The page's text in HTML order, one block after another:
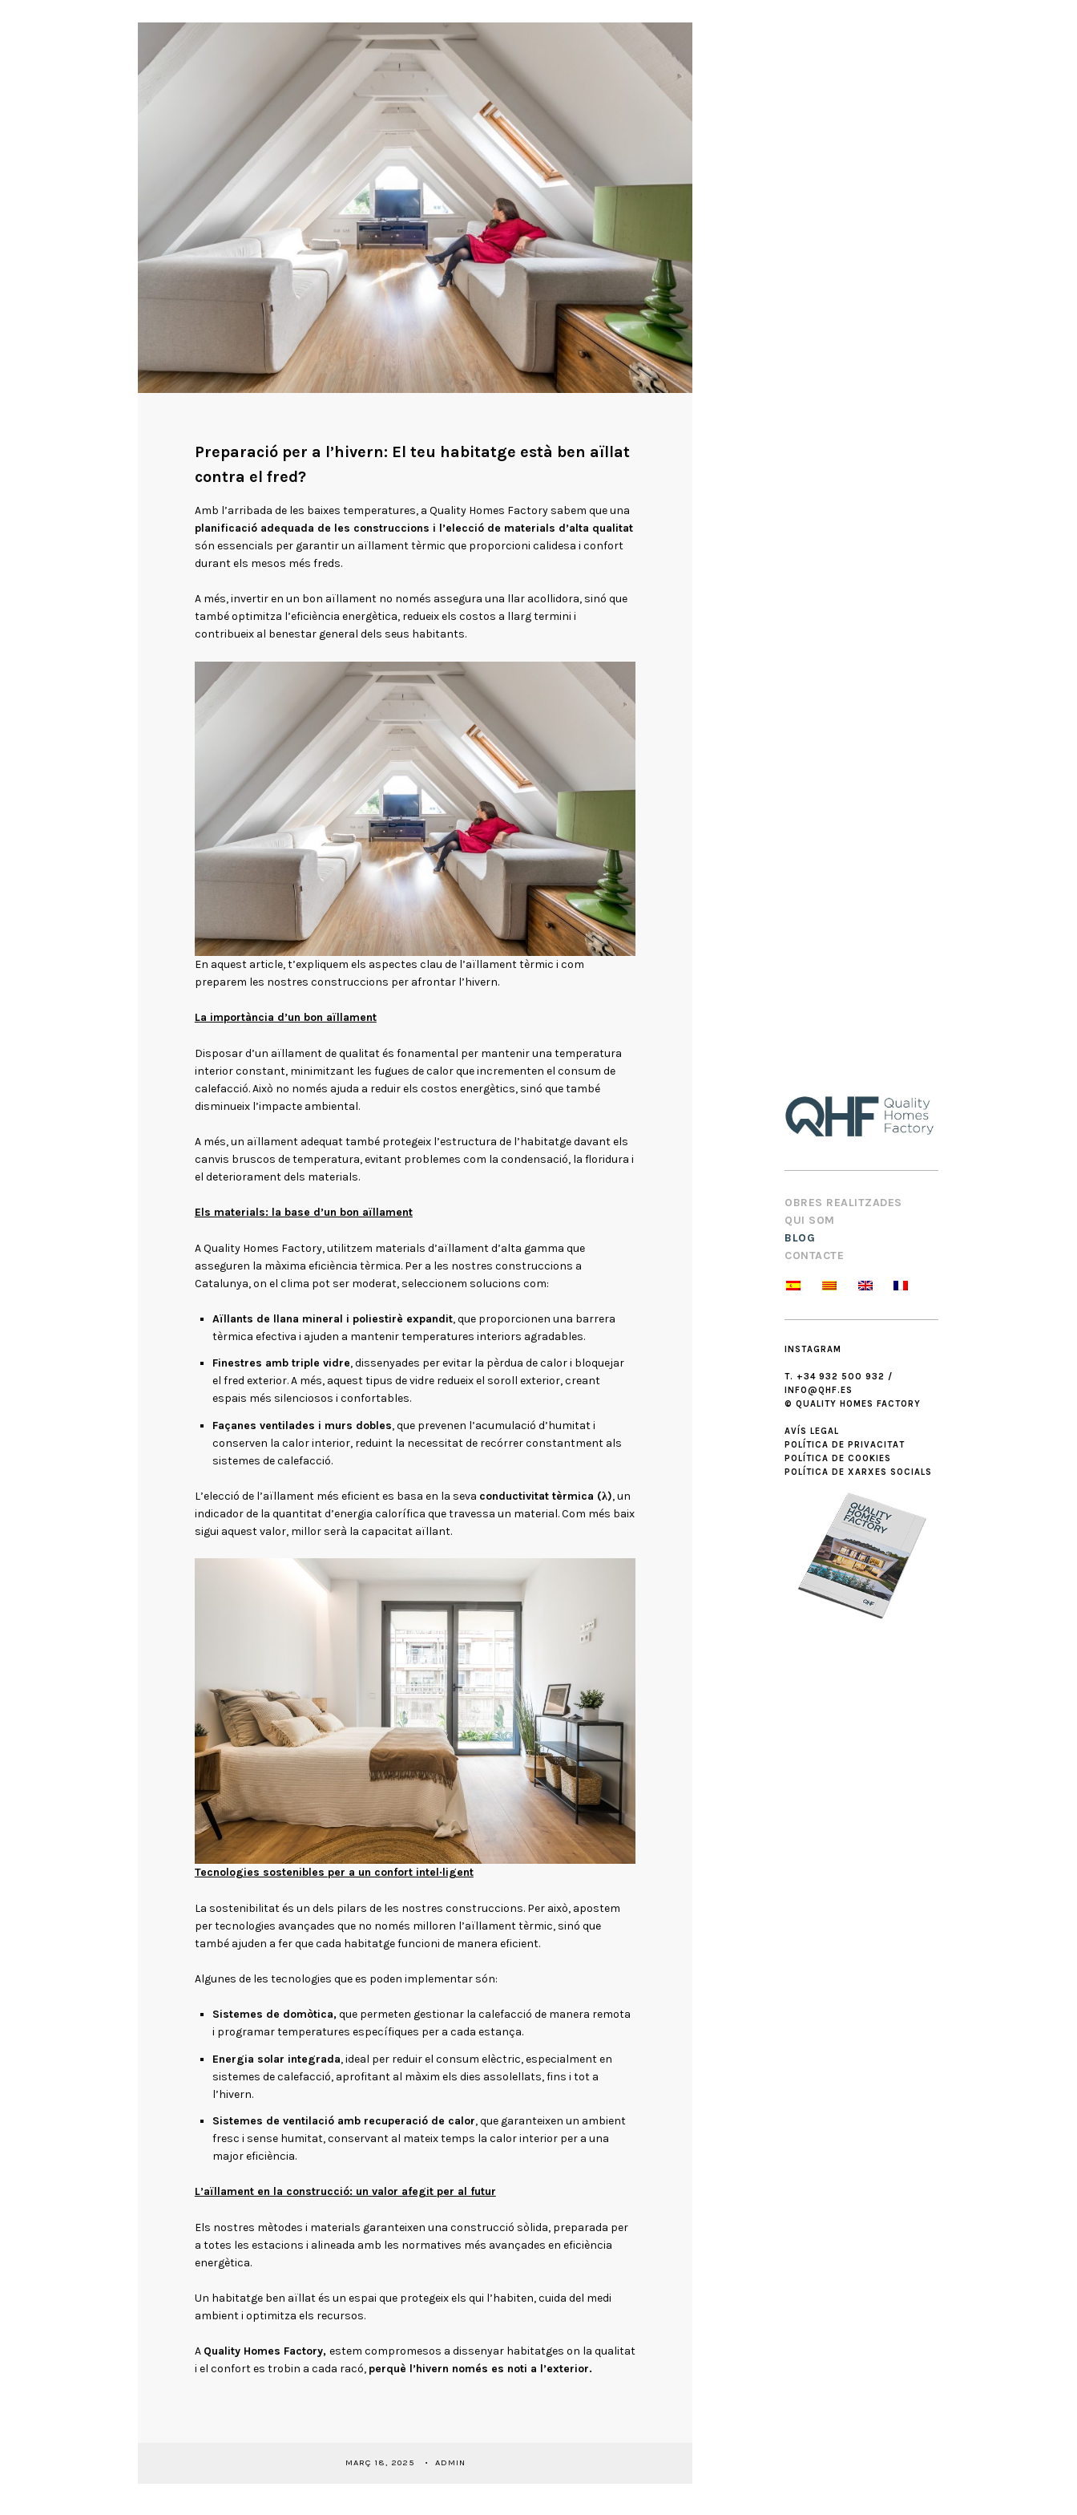
OBRES REALITZADES
QUI SOM
BLOG
CONTACTE
INSTAGRAM
T. +34 932 500 932 /
INFO@QHF.ES
© QUALITY HOMES FACTORY
AVÍS LEGAL
POLÍTICA DE PRIVACITAT
POLÍTICA DE COOKIES
POLÍTICA DE XARXES SOCIALS
Preparació per a l’hivern: El teu habitatge està ben aïllat
contra el fred?
Amb l’arribada de les baixes temperatures, a Quality Homes Factory sabem que una
planificació adequada de les construccions i l’elecció de materials d’alta qualitat
són essencials per garantir un aïllament tèrmic que proporcioni calidesa i confort
durant els mesos més freds.
A més, invertir en un bon aïllament no només assegura una llar acollidora, sinó que
també optimitza l’eficiència energètica, redueix els costos a llarg termini i
contribueix al benestar general dels seus habitants.
En aquest article, t’expliquem els aspectes clau de l’aïllament tèrmic i com
preparem les nostres construccions per afrontar l’hivern.
La importància d’un bon aïllament
Disposar d’un aïllament de qualitat és fonamental per mantenir una temperatura
interior constant, minimitzant les fugues de calor que incrementen el consum de
calefacció. Això no només ajuda a reduir els costos energètics, sinó que també
disminueix l’impacte ambiental.
A més, un aïllament adequat també protegeix l’estructura de l’habitatge davant els
canvis bruscos de temperatura, evitant problemes com la condensació, la floridura i
el deteriorament dels materials.
Els materials: la base d’un bon aïllament
A Quality Homes Factory, utilitzem materials d’aïllament d’alta gamma que
asseguren la màxima eficiència tèrmica. Per a les nostres construccions a
Catalunya, on el clima pot ser moderat, seleccionem solucions com:
Aïllants de llana mineral i poliestirè expandit, que proporcionen una barrera
tèrmica efectiva i ajuden a mantenir temperatures interiors agradables.
Finestres amb triple vidre, dissenyades per evitar la pèrdua de calor i bloquejar
el fred exterior. A més, aquest tipus de vidre redueix el soroll exterior, creant
espais més silenciosos i confortables.
Façanes ventilades i murs dobles, que prevenen l’acumulació d’humitat i
conserven la calor interior, reduint la necessitat de recórrer constantment als
sistemes de calefacció.
L’elecció de l’aïllament més eficient es basa en la seva conductivitat tèrmica (λ), un
indicador de la quantitat d’energia calorífica que travessa un material. Com més baix
sigui aquest valor, millor serà la capacitat aïllant.
Tecnologies sostenibles per a un confort intel·ligent
La sostenibilitat és un dels pilars de les nostres construccions. Per això, apostem
per tecnologies avançades que no només milloren l’aïllament tèrmic, sinó que
també ajuden a fer que cada habitatge funcioni de manera eficient.
Algunes de les tecnologies que es poden implementar són:
Sistemes de domòtica,que permeten gestionar la calefacció de manera remota
i programar temperatures específiques per a cada estança.
Energia solar integrada, ideal per reduir el consum elèctric, especialment en
sistemes de calefacció, aprofitant al màxim els dies assolellats, fins i tot a
l’hivern.
Sistemes de ventilació amb recuperació de calor, que garanteixen un ambient
fresc i sense humitat, conservant al mateix temps la calor interior per a una
major eficiència.
L’aïllament en la construcció: un valor afegit per al futur
Els nostres mètodes i materials garanteixen una construcció sòlida, preparada per
a totes les estacions i alineada amb les normatives més avançades en eficiència
energètica.
Un habitatge ben aïllat és un espai que protegeix els qui l’habiten, cuida del medi
ambient i optimitza els recursos.
A Quality Homes Factory, estem compromesos a dissenyar habitatges on la qualitat
i el confort es trobin a cada racó, perquè l’hivern només es noti a l’exterior.
MARÇ 18, 2025 ADMIN